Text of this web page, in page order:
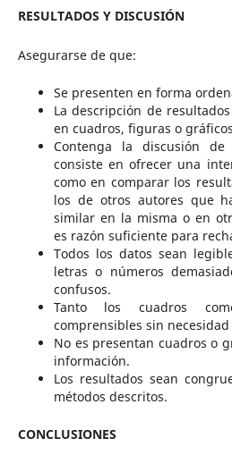
RESULTADOS Y DISCUSIÓN
Asegurarse de que:
Se presenten en forma
La descripción de
en cuadros, figuras o
Contenga la discusión
consiste en ofrecer una
como en comparar los
los de otros autores que
similar en la misma o en
es razón suficiente para
Todos los datos sean
letras o números
confusos.
Tanto los cuadros
comprensibles sin
No es presentan cuadros o
información.
Los resultados sean
métodos descritos.
CONCLUSIONES